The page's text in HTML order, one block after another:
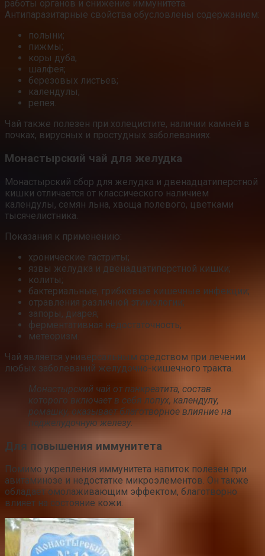
работы органов и снижение иммунитета.
Антипаразитарные свойства обусловлены содержанием:
полыни;
пижмы;
коры дуба;
шалфея;
березовых листьев;
календулы;
репея.
Чай также полезен при холецистите, наличии камней в
почках, вирусных и простудных заболеваниях.
Монастырский чай для желудка
Монастырский сбор для желудка и двенадцатиперстной
кишки отличается от классического наличием
календулы, семян льна, хвоща полевого, цветками
тысячелистника.
Показания к применению:
хронические гастриты;
язвы желудка и двенадцатиперстной кишки;
колиты;
бактериальные, грибковые кишечные инфекции;
отравления различной этимологии;
запоры, диарея;
ферментативная недостаточность;
метеоризм.
Чай является универсальным средством при лечении
любых заболеваний желудочно-кишечного тракта.
Монастырский чай от панкреатита, состав
которого включает в себя лопух, календулу,
ромашку, оказывает благотворное влияние на
поджелудочную железу.
Для повышения иммунитета
Помимо укрепления иммунитета напиток полезен при
авитаминозе и недостатке микроэлементов. Он также
обладает омолаживающим эффектом, благотворно
влияет на состояние кожи.